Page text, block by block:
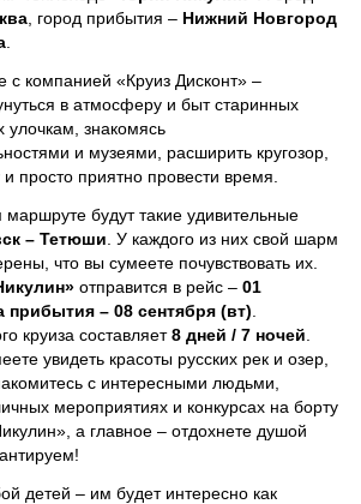
, город прибытия – Нижний Новгород
с компанией «Круиз Дисконт» –
в атмосферу и быт старинных
улочкам, знакомясь
и музеями, расширить кругозор,
просто приятно провести время.
будут такие удивительные
– Тетюши . У каждого из них свой шарм
что вы сумеете почувствовать их.
отправится в рейс – 01
прибытия – 08 сентября (вт)
круиза составляет8 дней / 7 ночей
увидеть красоты русских рек и озер,
с интересными людьми,
мероприятиях и конкурсах на борту
а главное – отдохнете душой
детей – им будет интересно как